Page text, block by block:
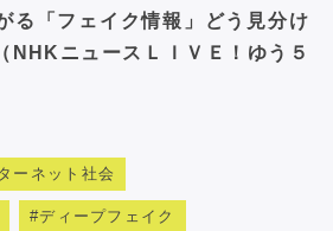
る「フェイク情報」どう見分け
NHKニュースＬＩＶＥ！ゆう５
ーネット社会
ディープフェイク